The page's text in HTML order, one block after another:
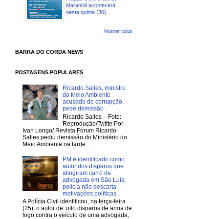
Maranhã acontecerá
nesta quinta (30)
Mostrar todos
BARRA DO CORDA NEWS
POSTAGENS POPULARES
Ricardo Salles, ministro
do Meio Ambiente
acusado de corrupção,
pede demissão
Ricardo Salles – Foto:
Reprodução/Twitte Por
Ivan Longo/ Revista Fórum Ricardo
Salles pediu demissão do Ministério do
Meio Ambiente na tarde...
PM é identificado como
autor dos disparos que
atingiram carro de
advogada em São Luís;
polícia não descarta
motivações políticas
A Polícia Civil identificou, na terça-feira
(25), o autor de oito disparos de arma de
fogo contra o veículo de uma advogada,